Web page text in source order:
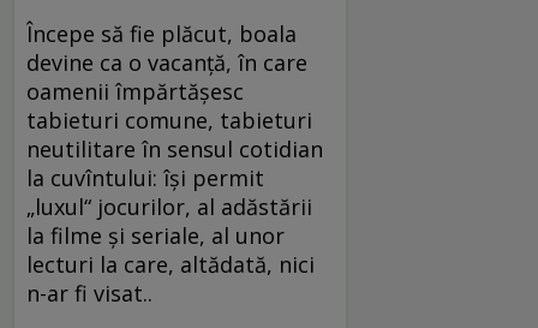
Începe să fie plăcut, boala
devine ca o vacanţă, în care
oamenii împărtăşesc
tabieturi comune, tabieturi
neutilitare în sensul cotidian
la cuvîntului: îşi permit
„luxul“ jocurilor, al adăstării
la filme şi seriale, al unor
lecturi la care, altădată, nici
n-ar fi visat..